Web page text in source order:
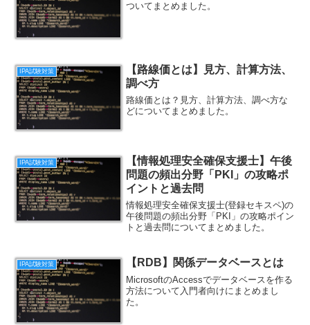
ついてまとめました。
IPA試験対策
【路線価とは】見方、計算方法、
調べ方
路線価とは？見方、計算方法、調べ方な
どについてまとめました。
IPA試験対策
【情報処理安全確保支援士】午後
問題の頻出分野「PKI」の攻略ポ
イントと過去問
情報処理安全確保支援士(登録セキスペ)の
午後問題の頻出分野「PKI」の攻略ポイン
トと過去問についてまとめました。
IPA試験対策 【RDB】関係データベースとは
MicrosoftのAccessでデータベースを作る
方法について入門者向けにまとめまし
た。